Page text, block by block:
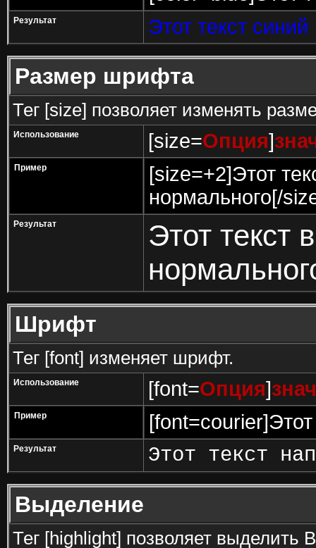
Результат Этот текст синий
Размер шрифта
Тег [size] позволяет изменять
Использование [size=Опция]
Пример
[size=+2]Этот
нормального[/
Результат
Этот текст
Шрифт
Тег [font] изменяет шрифт.
Использование [font=Опция]
Пример
Результат Этот текст
Выделение
Тег [highlight] позволяет выделить